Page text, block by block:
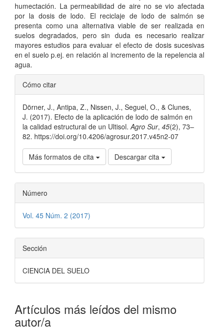
humectación. La permeabilidad de aire no se vio afectada
por la dosis de lodo. El reciclaje de lodo de salmón se
presenta como una alternativa viable de ser realizada en
suelos degradados, pero sin duda es necesario realizar
mayores estudios para evaluar el efecto de dosis sucesivas
en el suelo p.ej. en relación al incremento de la repelencia al
agua.
Detalles
del
artículo
Cómo citar
Dörner, J., Antipa, Z., Nissen, J., Seguel, O., & Clunes,
J. (2017). Efecto de la aplicación de lodo de salmón en
la calidad estructural de un Ultisol. Agro Sur, 45(2), 73–
82. https://doi.org/10.4206/agrosur.2017.v45n2-07
Más formatos de cita Descargar cita
Número
Vol. 45 Núm. 2 (2017)
Sección
CIENCIA DEL SUELO
Artículos más leídos del mismo
autor/a